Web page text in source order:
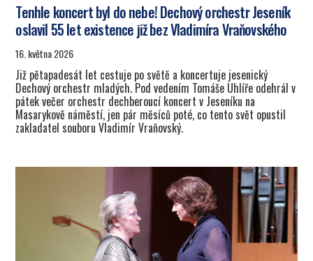
Tenhle koncert byl do nebe! Dechový orchestr Jeseník
oslavil 55 let existence již bez Vladimíra Vraňovského
16. května 2026
Již pětapadesát let cestuje po světě a koncertuje jesenický
Dechový orchestr mladých. Pod vedením Tomáše Uhlíře odehrál v
pátek večer orchestr dechberoucí koncert v Jeseníku na
Masarykově náměstí, jen pár měsíců poté, co tento svět opustil
zakladatel souboru Vladimír Vraňovský.